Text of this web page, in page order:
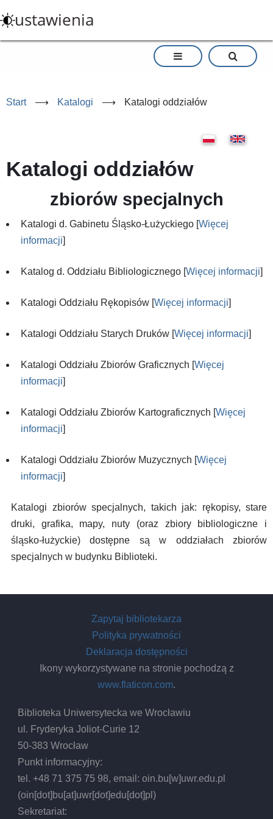
do
treści
ustawienia
Start ⟶ Katalogi ⟶ Katalogi oddziałów
Katalogi oddziałów
zbiorów specjalnych
Katalogi d. Gabinetu Śląsko-Łużyckiego [Więcej
informacji]
Katalog d. Oddziału Bibliologicznego [Więcej informacji]
Katalogi Oddziału Rękopisów [Więcej informacji]
Katalogi Oddziału Starych Druków [Więcej informacji]
Katalogi Oddziału Zbiorów Graficznych [Więcej
informacji]
Katalogi Oddziału Zbiorów Kartograficznych [Więcej
informacji]
Katalogi Oddziału Zbiorów Muzycznych [Więcej
informacji]
Katalogi zbiorów specjalnych, takich jak: rękopisy, stare
druki, grafika, mapy, nuty (oraz zbiory bibliologiczne i
śląsko-łużyckie) dostępne są w oddziałach zbiorów
specjalnych w budynku Biblioteki.
Zapytaj bibliotekarza
Polityka prywatności
Deklaracja dostępności
Ikony wykorzystywane na stronie pochodzą z
www.flaticon.com.
Biblioteka Uniwersytecka we Wrocławiu
ul. Fryderyka Joliot-Curie 12
50-383 Wrocław
Punkt informacyjny:
tel. +48 71 375 75 98, email:oin.bu[w]uwr.edu.pl
(oin[dot]bu[at]uwr[dot]edu[dot]pl)
Sekretariat: